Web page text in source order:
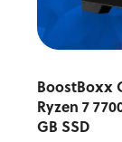
BoostBoxx
Ryzen 7
GB SSD